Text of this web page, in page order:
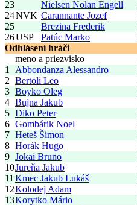
23
Nielsen Nolan Engell
24NVK Carannante Jozef
25
Brezina Frederik
26USP Patúc Marko
Odhlásení hráči
meno a priezvisko
1
Abbondanza Alessandro
2 Bertoli Leo
3 Boyko Oleg
4 Bujna Jakub
5 Diko Peter
6 Gombárik Noel
7 Heteš Šimon
8 Horák Hugo
9 Jokai Bruno
10Jureňa Jakub
11 Kmec Jakub Lukáš
12Kolodej Adam
13Korytko Mário